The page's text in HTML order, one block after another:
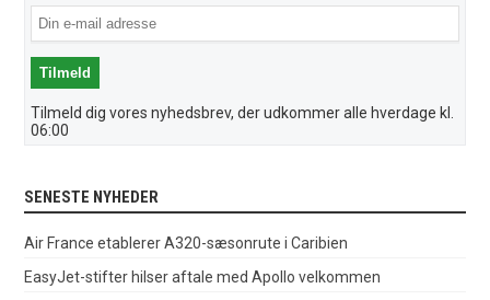
Tilmeld dig vores nyhedsbrev, der udkommer alle hverdage kl.
06:00
SENESTE NYHEDER
Air France etablerer A320-sæsonrute i Caribien
EasyJet-stifter hilser aftale med Apollo velkommen